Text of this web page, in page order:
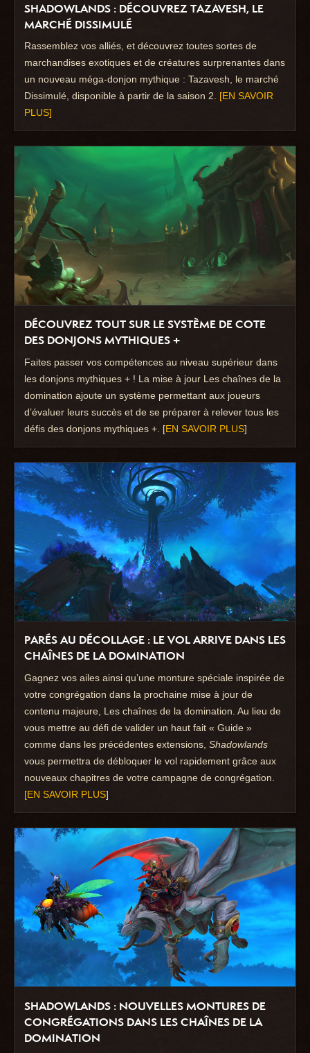
SHADOWLANDS : DÉCOUVREZ TAZAVESH, LE
MARCHÉ DISSIMULÉ
Rassemblez vos alliés, et découvrez toutes sortes de
marchandises exotiques et de créatures surprenantes dans
un nouveau méga-donjon mythique : Tazavesh, le marché
Dissimulé, disponible à partir de la saison 2. [EN SAVOIR
PLUS]
DÉCOUVREZ TOUT SUR LE SYSTÈME DE COTE
DES DONJONS MYTHIQUES +
Faites passer vos compétences au niveau supérieur dans
les donjons mythiques + ! La mise à jour Les chaînes de la
domination ajoute un système permettant aux joueurs
d’évaluer leurs succès et de se préparer à relever tous les
défis des donjons mythiques +. [EN SAVOIR PLUS]
PARÉS AU DÉCOLLAGE : LE VOL ARRIVE DANS LES
CHAÎNES DE LA DOMINATION
Gagnez vos ailes ainsi qu’une monture spéciale inspirée de
votre congrégation dans la prochaine mise à jour de
contenu majeure, Les chaînes de la domination. Au lieu de
vous mettre au défi de valider un haut fait « Guide »
comme dans les précédentes extensions, Shadowlands
vous permettra de débloquer le vol rapidement grâce aux
nouveaux chapitres de votre campagne de congrégation.
[EN SAVOIR PLUS]
SHADOWLANDS : NOUVELLES MONTURES DE
CONGRÉGATIONS DANS LES CHAÎNES DE LA
DOMINATION